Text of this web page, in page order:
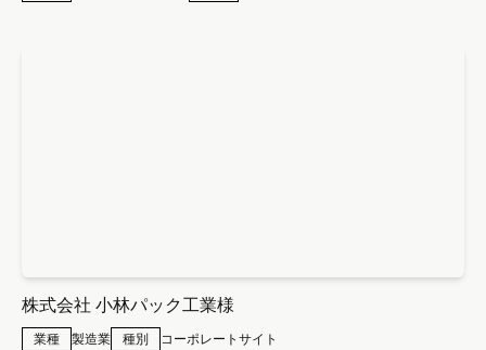
株式会社 小林パック工業様
業種 製造業 種別 コーポレートサイト